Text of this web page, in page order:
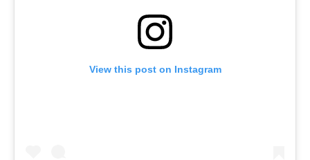
View this post on Instagram